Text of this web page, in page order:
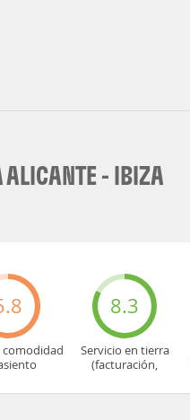
ALICANTE - IBIZA
comodidad
8.3
Servicio en tierra
(facturación,